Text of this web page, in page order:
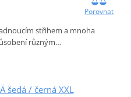
Porovnat
střihem a mnoha
různým…
šedá / černá XXL